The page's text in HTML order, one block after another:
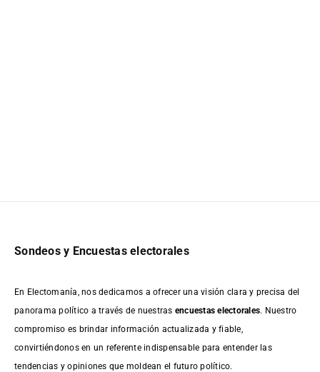
Sondeos y Encuestas electorales
En Electomanía, nos dedicamos a ofrecer una visión clara y precisa del
panorama político a través de nuestras encuestas electorales. Nuestro
compromiso es brindar información actualizada y fiable,
convirtiéndonos en un referente indispensable para entender las
tendencias y opiniones que moldean el futuro político.